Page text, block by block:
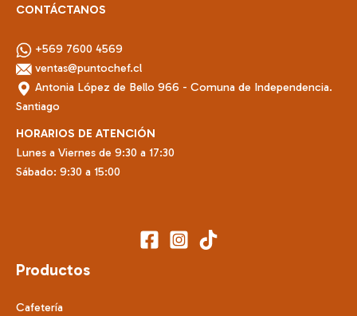
CONTÁCTANOS
+569 7600 4569
ventas@puntochef.cl
Antonia López de Bello 966 - Comuna de Independencia.
Santiago
HORARIOS DE ATENCIÓN
Lunes a Viernes de 9:30 a 17:30
Sábado: 9:30 a 15:00
Productos
Cafetería